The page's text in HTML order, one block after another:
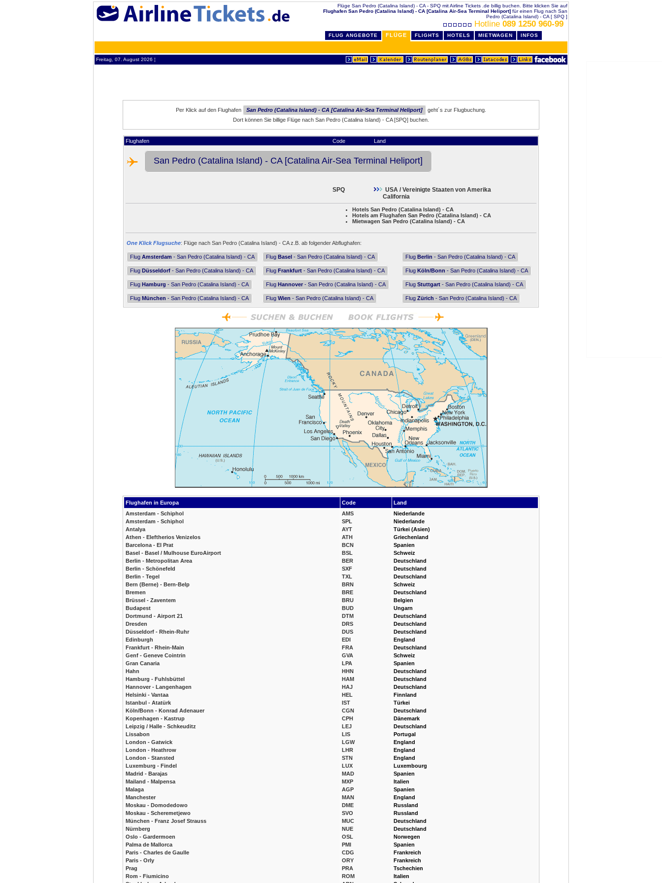
Flüge San Pedro (Catalina Island) - CA - SPQ mit Airline Tickets .de billig buchen. Bitte klicken Sie auf
Flughafen San Pedro (Catalina Island) - CA [Catalina Air-Sea Terminal Heliport] für einen Flug nach San
Pedro (Catalina Island) - CA [ SPQ ]
Hotline 089 1250 960-99
FLUG ANGEBOTE FLÜGE FLIGHTS HOTELS MIETWAGEN INFOS
Freitag, 07. August 2026 ¦
Per Klick auf den Flughafen San Pedro (Catalina Island) - CA [Catalina Air-Sea Terminal Heliport]
geht´s zur Flugbuchung.
Dort können Sie billige Flüge nach San Pedro (Catalina Island) - CA [SPQ] buchen.
Flughafen Code Land
San Pedro (Catalina Island) - CA [Catalina Air-Sea Terminal Heliport]
SPQ
USA / Vereinigte Staaten von Amerika
California
Hotels San Pedro (Catalina Island) - CA
Hotels am Flughafen San Pedro (Catalina Island) - CA
Mietwagen San Pedro (Catalina Island) - CA
One Klick Flugsuche: Flüge nach San Pedro (Catalina Island) - CA z.B. ab folgender Abflughafen:
Flug Amsterdam - San Pedro (Catalina Island) - CA Flug Basel - San Pedro (Catalina Island) - CA Flug Berlin - San Pedro (Catalina Island) - CA
Flug Düsseldorf - San Pedro (Catalina Island) - CA Flug Frankfurt - San Pedro (Catalina Island) - CA Flug Köln/Bonn - San Pedro (Catalina Island) - CA
Flug Hamburg - San Pedro (Catalina Island) - CA Flug Hannover - San Pedro (Catalina Island) - CA Flug Stuttgart - San Pedro (Catalina Island) - CA
Flug München - San Pedro (Catalina Island) - CA Flug Wien - San Pedro (Catalina Island) - CA Flug Zürich - San Pedro (Catalina Island) - CA
Flughafen in Europa Code
Land
Amsterdam - Schiphol
Amsterdam - Schiphol
Antalya
Athen - Eleftherios Venizelos
Barcelona - El Prat
Basel - Basel / Mulhouse EuroAirport
Berlin - Metropolitan Area
Berlin - Schönefeld
Berlin - Tegel
Bern (Berne) - Bern-Belp
Bremen
Brüssel - Zaventem
Budapest
Dortmund - Airport 21
Dresden
Düsseldorf - Rhein-Ruhr
Edinburgh
Frankfurt - Rhein-Main
Genf - Geneve Cointrin
Gran Canaria
Hahn
Hamburg - Fuhlsbüttel
Hannover - Langenhagen
Helsinki - Vantaa
Istanbul - Atatürk
Köln/Bonn - Konrad Adenauer
Kopenhagen - Kastrup
Leipzig / Halle - Schkeuditz
Lissabon
London - Gatwick
London - Heathrow
London - Stansted
Luxemburg - Findel
Madrid - Barajas
Mailand - Malpensa
Malaga
Manchester
Moskau - Domodedowo
Moskau - Scheremetjewo
München - Franz Josef Strauss
Nürnberg
Oslo - Gardermoen
Palma de Mallorca
Paris - Charles de Gaulle
Paris - Orly
Prag
Rom - Fiumicino
AMS
SPL
AYT
ATH
BCN
BSL
BER
SXF
TXL
BRN
BRE
BRU
BUD
DTM
DRS
DUS
EDI
FRA
GVA
LPA
HHN
HAM
HAJ
HEL
IST
CGN
CPH
LEJ
LIS
LGW
LHR
STN
LUX
MAD
MXP
AGP
MAN
DME
SVO
MUC
NUE
OSL
PMI
CDG
ORY
PRA
ROM
Niederlande
Niederlande
Türkei (Asien)
Griechenland
Spanien
Schweiz
Deutschland
Deutschland
Deutschland
Schweiz
Deutschland
Belgien
Ungarn
Deutschland
Deutschland
Deutschland
England
Deutschland
Schweiz
Spanien
Deutschland
Deutschland
Deutschland
Finnland
Türkei
Deutschland
Dänemark
Deutschland
Portugal
England
England
England
Luxembourg
Spanien
Italien
Spanien
England
Russland
Russland
Deutschland
Deutschland
Norwegen
Spanien
Frankreich
Frankreich
Tschechien
Italien